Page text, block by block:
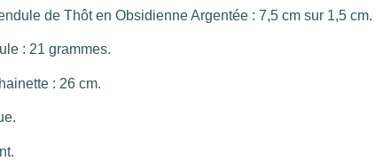
de Thôt en Obsidienne Argentée : 7,5 cm sur 1,5 cm.
: 21 grammes.
: 26 cm.